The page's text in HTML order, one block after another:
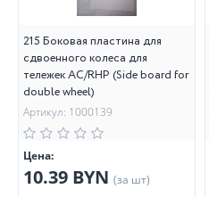
215 Боковая пластина для
сдвоенного колеса для
тележек AC/RHP (Side board for
double wheel)
Артикул: 1000139
Цена:
10.39 BYN (за шт)